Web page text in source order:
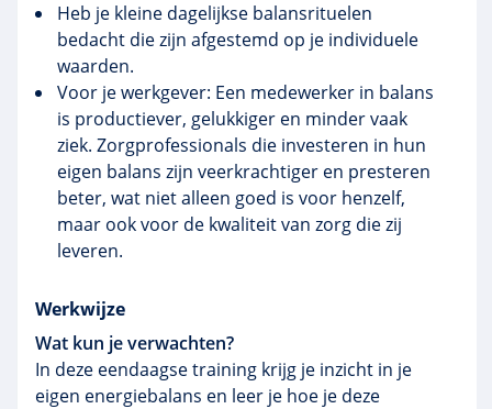
Heb je kleine dagelijkse balansrituelen
bedacht die zijn afgestemd op je individuele
waarden.
Voor je werkgever: Een medewerker in balans
is productiever, gelukkiger en minder vaak
ziek. Zorgprofessionals die investeren in hun
eigen balans zijn veerkrachtiger en presteren
beter, wat niet alleen goed is voor henzelf,
maar ook voor de kwaliteit van zorg die zij
leveren.
Werkwijze
Wat kun je verwachten?
In deze eendaagse training krijg je inzicht in je
eigen energiebalans en leer je hoe je deze